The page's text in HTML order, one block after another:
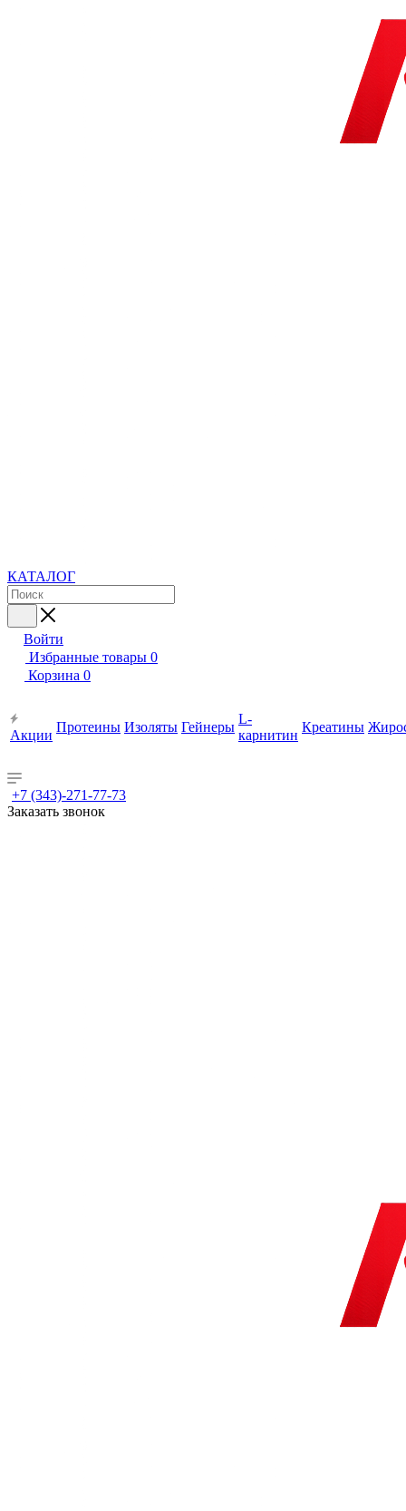
КАТАЛОГ
Войти
Избранные товары 0
Корзина 0
Акции
Протеины Изоляты Гейнеры
L-
карнитин
Креатины
+7 (343)-271-77-73
Заказать звонок